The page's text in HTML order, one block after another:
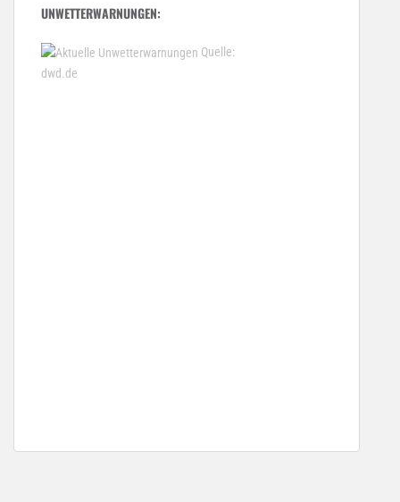
UNWETTERWARNUNGEN:
Quelle:
dwd.de